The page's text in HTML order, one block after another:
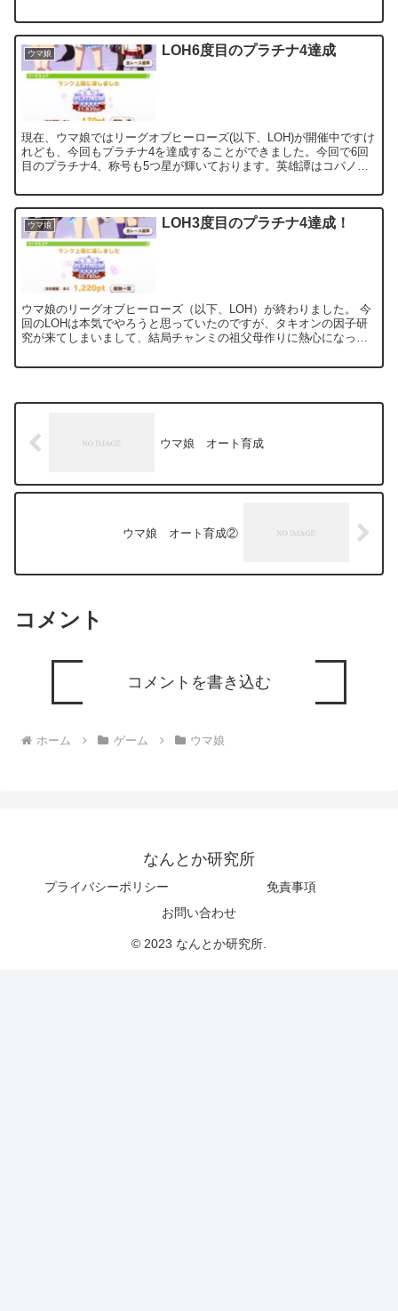
ウマ娘 LOH6度目のプラチナ4達成
現在、ウマ娘ではリーグオブヒーローズ(以下、LOH)が開催中ですけ
れども、今回もプラチナ4を達成することができました。今回で6回
目のプラチナ4、称号も5つ星が輝いております。英雄譚はコパノリ
ウマ娘 LOH3度目のプラチナ4達成！
ウマ娘のリーグオブヒーローズ（以下、LOH）が終わりました。 今
回のLOHは本気でやろうと思っていたのですが、タキオンの因子研
究が来てしまいまして、結局チャンミの祖父母作りに熱心になって
ウマ娘 オート育成
ウマ娘 オート育成②
コメント
コメントを書き込む
ホーム ゲーム ウマ娘
なんとか研究所
プライバシーポリシー
免責事項
お問い合わせ
© 2023 なんとか研究所.